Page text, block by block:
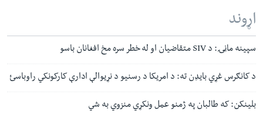
اړوند
سپینه ماڼۍ: د SIV متقاضیان او له خطر سره مخ افغانان باسو
د کانګرس غړي بایډن ته: د امریکا د رسنیو د نړیوالې ادارې کارکونکي راوباسئ
بلینکن: که طالبان په ژمنو عمل ونکړي منزوي به شي